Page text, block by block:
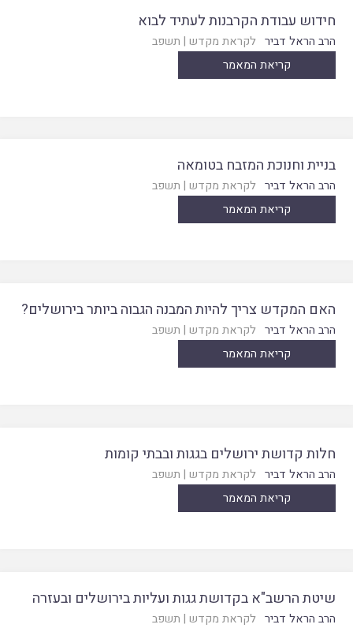
חידוש עבודת הקרבנות לעתיד לבוא
הרב הראל דביר לקראת מקדש | תשפב
קריאת המאמר
בניית וחנוכת המזבח בטומאה
הרב הראל דביר לקראת מקדש | תשפב
קריאת המאמר
האם המקדש צריך להיות המבנה הגבוה ביותר בירושלים?
הרב הראל דביר לקראת מקדש | תשפב
קריאת המאמר
חלות קדושת ירושלים בגגות ובבתי קומות
הרב הראל דביר לקראת מקדש | תשפב
קריאת המאמר
שיטת הרשב"א בקדושת גגות ועליות בירושלים ובעזרה
הרב הראל דביר לקראת מקדש | תשפב